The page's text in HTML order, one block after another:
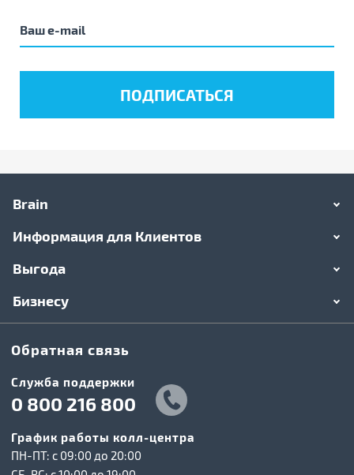
Brain
Информация для Клиентов
Выгода
Бизнесу
Обратная связь
Служба поддержки
0 800 216 800
График работы колл-центра
ПН-ПТ: c 09:00 до 20:00